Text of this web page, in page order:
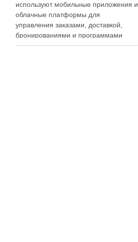
используют мобильные приложения и
облачные платформы для
управления заказами, доставкой,
бронированиями и программами
лояльности. Однако многие